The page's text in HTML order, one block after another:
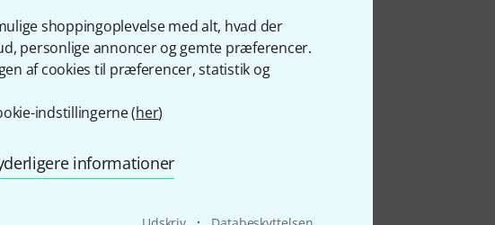
shoppingoplevelse med alt, hvad der
personlige annoncer og gemte præferencer.
af cookies til præferencer, statistik og
indstillingerne (her)
informationer